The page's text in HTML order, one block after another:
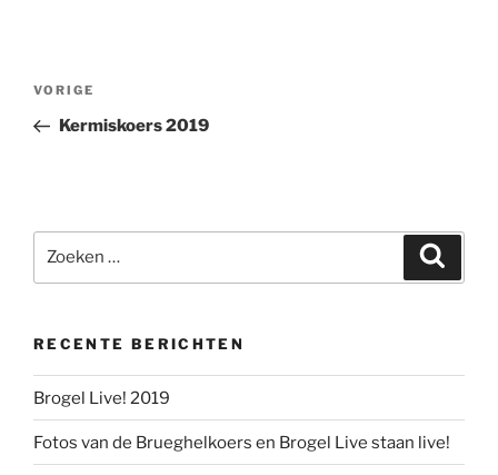
Berichtnavigatie
Vorig
bericht
VORIGE
Kermiskoers 2019
naar:
RECENTE BERICHTEN
Brogel Live! 2019
Fotos van de Brueghelkoers en Brogel Live staan live!